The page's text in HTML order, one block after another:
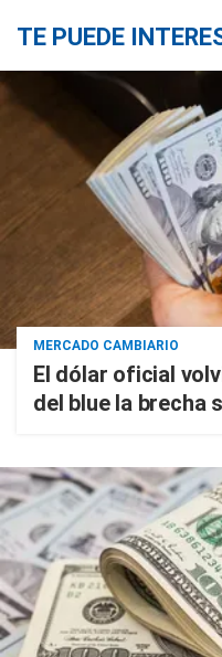
TE PUEDE
MERCADO CAMBIARIO
El dólar oficial
del blue la brecha